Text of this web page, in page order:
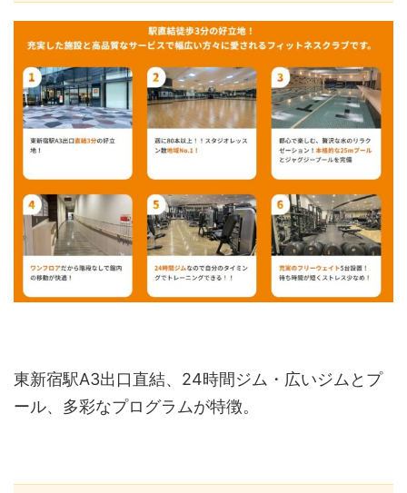
東新宿駅A3出口直結、24時間ジム・広いジムとプ
ール、多彩なプログラムが特徴。